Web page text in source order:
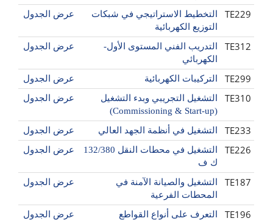
TE229
التخطيط الاستراتيجي في شبكات
التوزيع الكهربائية
عرض الجدول
TE312
التدريب الفني المستوى الأول-
الكهربائي
عرض الجدول
TE299 التركيبات الكهربائية عرض الجدول
TE310
التشغيل التجريبي وبدء التشغيل
(Commissioning & Start-up)
عرض الجدول
TE233 التشغيل في أنظمة الجهد العالي عرض الجدول
TE226
التشغيل في محطات النقل 132/380
ك ف
عرض الجدول
TE187
التشغيل والصيانة الآمنة في
المحطات الفرعية
عرض الجدول
TE196
التعرف على أنواع القواطع
عرض الجدول